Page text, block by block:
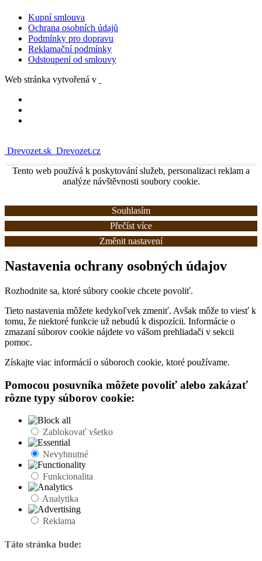
Kupní smlouva
Ochrana osobních údajů
Podmínky pro dopravu
Reklamační podmínky
Odstoupení od smlouvy
Web stránka vytvořená v
Drevozet.sk Drevozet.cz
Tento web používá k poskytování služeb, personalizaci reklam a
analýze návštěvnosti soubory cookie.
Souhlasím
Přečíst více
Změnit nastavení
Nastavenia ochrany osobných údajov
Rozhodnite sa, ktoré súbory cookie chcete povoliť.
Tieto nastavenia môžete kedykoľvek zmeniť. Avšak môže to viesť k
tomu, že niektoré funkcie už nebudú k dispozícii. Informácie o
zmazaní súborov cookie nájdete vo vášom prehliadači v sekcii
pomoc.
Získajte viac informácií o súboroch cookie, ktoré používame.
Pomocou posuvníka môžete povoliť alebo zakázať
rôzne typy súborov cookie:
Zablokovať všetko
Nevyhnutné
Funkcionalita
Analytika
Reklama
Táto stránka bude: